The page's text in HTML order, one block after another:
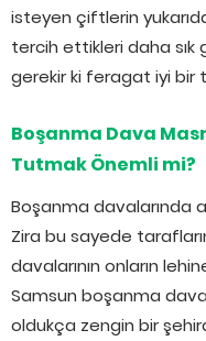
isteyen çiftlerin
tercih ettikleri daha sık
gerekir ki feragat iyi bir
Boşanma Dava
Tutmak Önemli mi?
Boşanma davalarında
Zira bu sayede
davalarının onların
Samsun boşanma
oldukça zengin bir